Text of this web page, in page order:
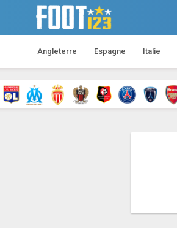
Angleterre Espagne Italie